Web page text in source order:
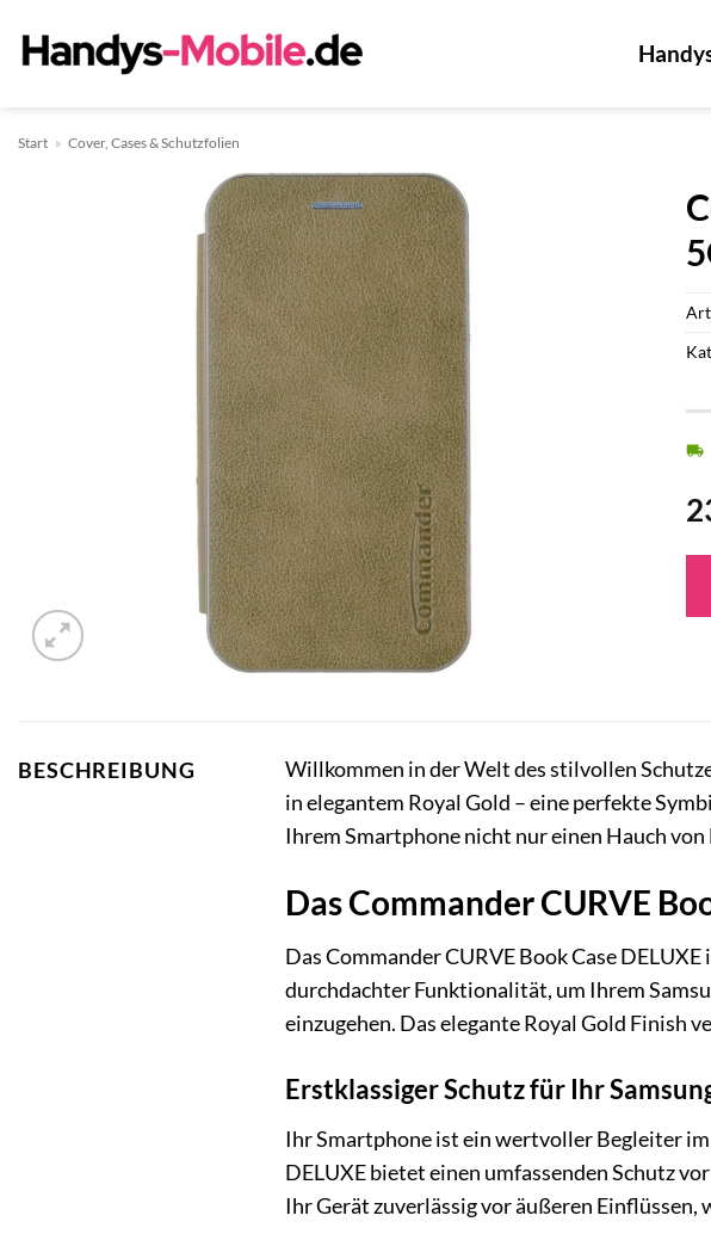
Inhalt
Start » Cover, Cases & Schutzfolien
BESCHREIBUNG Willkommen in der Welt des stilvollen
in elegantem Royal Gold – eine perfekte
Ihrem Smartphone nicht nur einen Hauch
Das Commander CURVE
Das Commander CURVE Book Case
durchdachter Funktionalität, um Ihrem
einzugehen. Das elegante Royal Gold Finish
Erstklassiger Schutz für Ihr
Ihr Smartphone ist ein wertvoller Begleiter
DELUXE bietet einen umfassenden Schutz
Ihr Gerät zuverlässig vor äußeren